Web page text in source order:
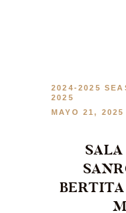
2024-2025
2025
MAYO 21, 2025